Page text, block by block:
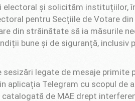
și solicităm instituțiilor,
pentru Secțiile de Votare
din străinătate să ia măsurile
bune și de siguranță, inclusiv
legate de mesaje primite
aplicația Telegram cu scopul de
de MAE drept